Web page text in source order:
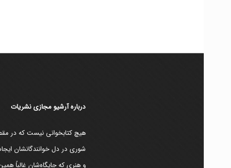
دربارۀ آرشیو مجازی نشریات
هیچ کتابخوانی نیست که در
شوری در دل خوانندگانشان
و هنری که جایگاه‌شان غالباً